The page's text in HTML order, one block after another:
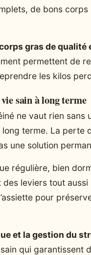
de bons corps
gras de qualité
permettent de
les kilos
sain à long terme
ne vaut rien sans
terme. La perte
une solution
régulière, bien
leviers tout aussi
pour
et la gestion du
qui garantissent